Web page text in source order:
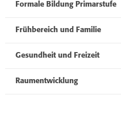
Formale Bildung Primarstufe
Frühbereich und Familie
Gesundheit und Freizeit
Raumentwicklung